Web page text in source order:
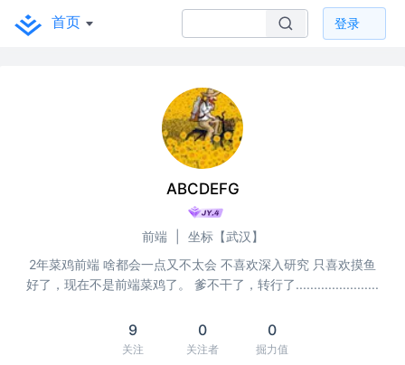
首页 登录
ABCDEFG
前端
坐标【武汉】
2年菜鸡前端 啥都会一点又不太会 不喜欢深入研究 只喜欢摸鱼
好了，现在不是前端菜鸡了。 爹不干了，转行了.......................
9
关注
0
关注者
0
掘力值